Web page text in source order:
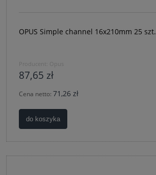
OPUS Simple channel 16x210mm 25 szt.
Producent: Opus
87,65 zł
Cena netto: 71,26 zł
do koszyka